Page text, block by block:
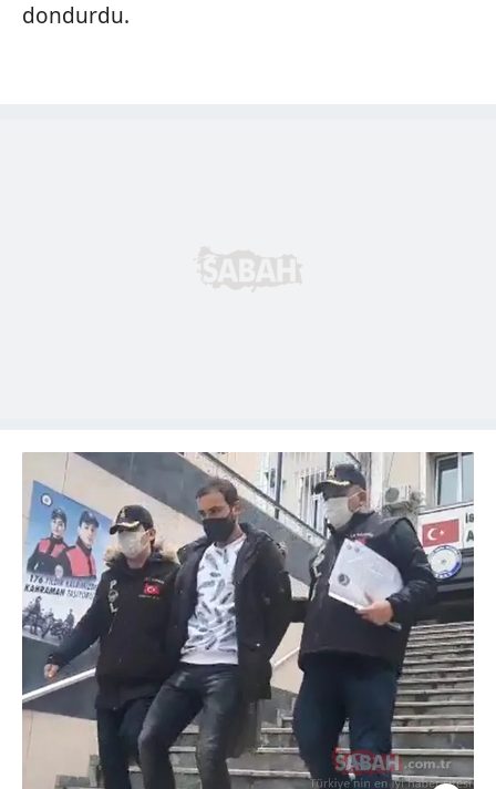
dondurdu.